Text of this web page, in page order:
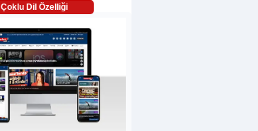
Çoklu Dil Özelliği